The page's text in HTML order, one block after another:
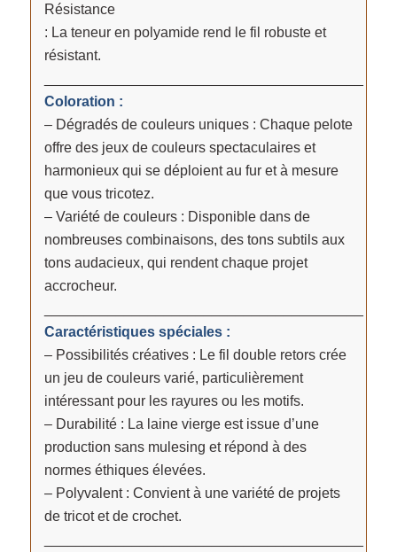
Résistance
: La teneur en polyamide rend le fil robuste et
résistant.
Coloration :
– Dégradés de couleurs uniques : Chaque pelote
offre des jeux de couleurs spectaculaires et
harmonieux qui se déploient au fur et à mesure
que vous tricotez.
– Variété de couleurs : Disponible dans de
nombreuses combinaisons, des tons subtils aux
tons audacieux, qui rendent chaque projet
accrocheur.
Caractéristiques spéciales :
– Possibilités créatives : Le fil double retors crée
un jeu de couleurs varié, particulièrement
intéressant pour les rayures ou les motifs.
– Durabilité : La laine vierge est issue d’une
production sans mulesing et répond à des
normes éthiques élevées.
– Polyvalent : Convient à une variété de projets
de tricot et de crochet.